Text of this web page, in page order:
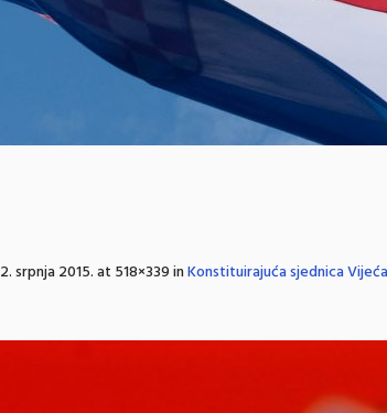
2. srpnja 2015.at 518×339 inKonstituirajuća sjednica